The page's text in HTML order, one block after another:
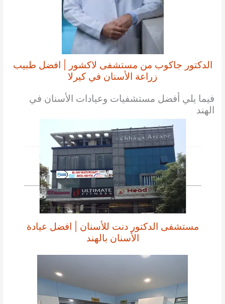
الدكتور جاكوب من مستشفى لاكشور | افضل طبيب
زراعة الأسنان في كيرلا
فيما يلي أفضل مستشفيات وعيادات الأسنان في
الهند
مستشفى الدكتور دنت للأسنان | افضل عيادة
الأسنان بالهند